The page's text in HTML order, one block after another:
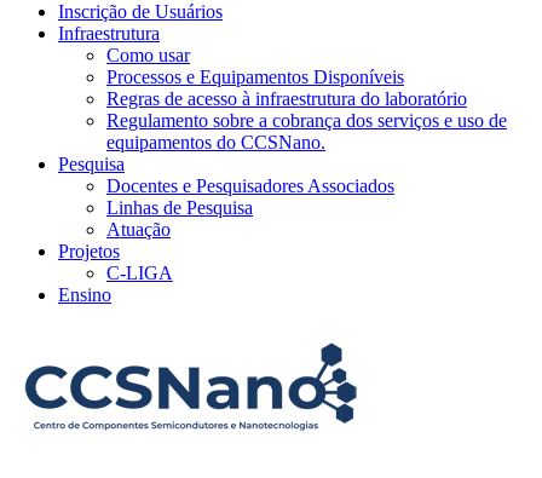
Inscrição de Usuários
Infraestrutura
Como usar
Processos e Equipamentos Disponíveis
Regras de acesso à infraestrutura do laboratório
Regulamento sobre a cobrança dos serviços e uso de
equipamentos do CCSNano.
Pesquisa
Docentes e Pesquisadores Associados
Linhas de Pesquisa
Atuação
Projetos
C-LIGA
Ensino